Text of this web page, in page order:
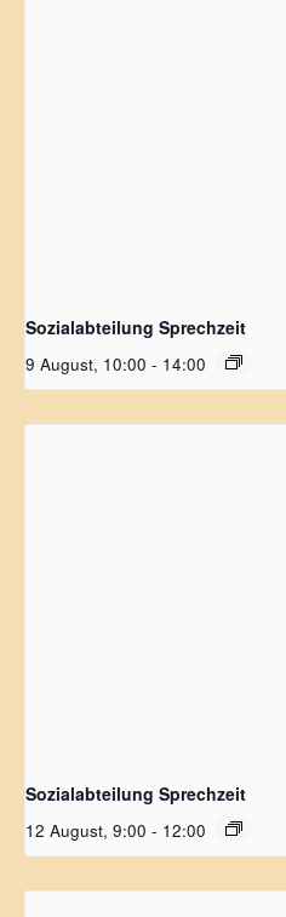
Sozialabteilung Sprechzeit
9 August, 10:00 - 14:00
Sozialabteilung Sprechzeit
12 August, 9:00 - 12:00